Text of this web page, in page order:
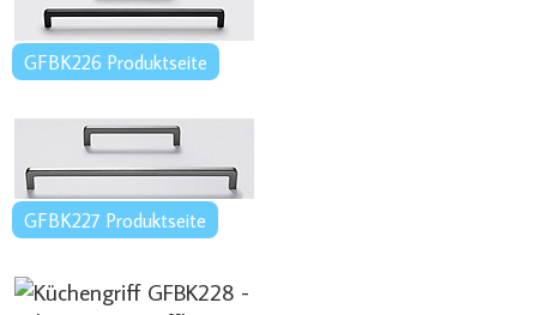
GFBK226 Produktseite
GFBK227 Produktseite